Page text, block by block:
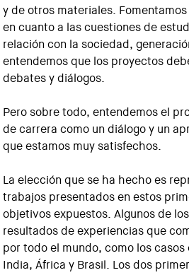
y de otros materiales.
en cuanto a las cuestiones de
relación con la sociedad,
entendemos que los proyectos
debates y diálogos.
Pero sobre todo, entendemos el
de carrera como un diálogo y un
que estamos muy satisfechos.
La elección que se ha hecho es
trabajos presentados en estos
objetivos expuestos. Algunos de
resultados de experiencias que
por todo el mundo, como los
India, África y Brasil. Los dos